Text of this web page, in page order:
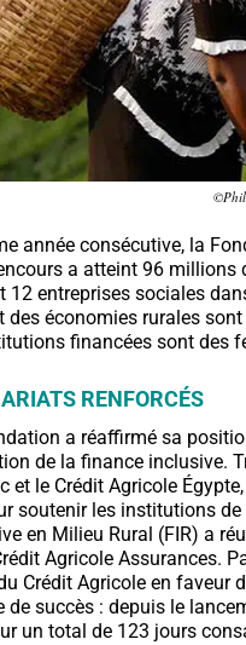
année consécutive, la
a atteint 96
12 entreprises sociales
des économies rurales
financées sont des
RENFORCÉS
a réaffirmé sa
de la finance inclusive.
et le Crédit Agricole
soutenir les institutions
en Milieu Rural (FIR) a
Agricole Assurances.
Crédit Agricole en faveur
de succès : depuis le
un total de 123 jours